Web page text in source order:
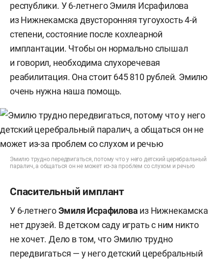
республики. У 6-летнего Эмиля Исрафилова
из Нижнекамска двусторонняя тугоухость 4-й
степени, состояние после кохлеарной
имплантации. Чтобы он нормально слышал
и говорил, необходима слухоречевая
реабилитация. Она стоит 645 810 рублей. Эмилю
очень нужна наша помощь.
Эмилю трудно передвигаться, потому что у него детский церебральный
паралич, а общаться он не может из-за проблем со слухом и речью
Спасительный имплант
У 6-летнегоЭмиля Исрафилова из Нижнекамска
нет друзей. В детском саду играть с ним никто
не хочет. Дело в том, что Эмилю трудно
передвигаться — у него детский церебральный